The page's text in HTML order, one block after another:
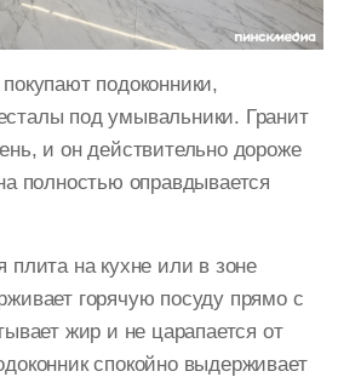
подоконники,
под умывальники. Гранит
и он действительно дороже
полностью оправдывается
плита на кухне или в зоне
горячую посуду прямо с
жир и не царапается от
спокойно выдерживает